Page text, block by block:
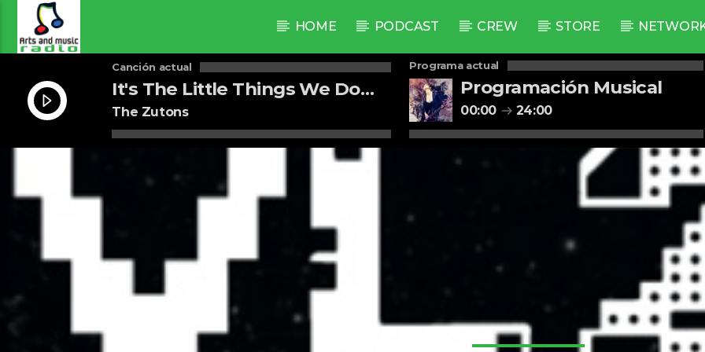
HOME PODCAST CREW STORE
Canción actual
It's The Little Things We Do
[1wMg]
The Zutons
Programa actual
Programación Musical
00:00 24:00